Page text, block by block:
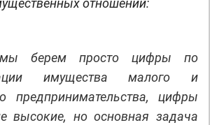
отношений:
берем просто цифры по
имущества малого и
предпринимательства, цифры
высокие, но основная задача